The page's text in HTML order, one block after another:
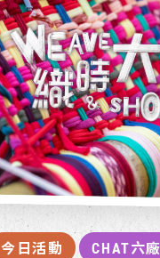
今日活動 CHAT六廠